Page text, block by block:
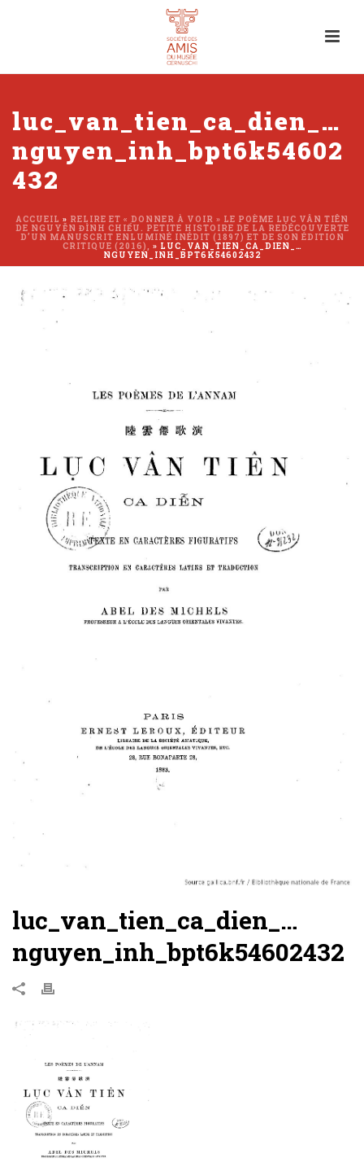
luc_van_tien_ca_dien_…
nguyen_inh_bpt6k54602
432
ACCUEIL » RELIRE ET « DONNER À VOIR » LE POÈME LỤC VÂN TIÊN
DE NGUYỄN ĐÌNH CHIỂU. PETITE HISTOIRE DE LA REDÉCOUVERTE
D’UN MANUSCRIT ENLUMINÉ INÉDIT (1897) ET DE SON ÉDITION
CRITIQUE (2016), » LUC_VAN_TIEN_CA_DIEN_…
NGUYEN_INH_BPT6K54602432
luc_van_tien_ca_dien_…
nguyen_inh_bpt6k54602432